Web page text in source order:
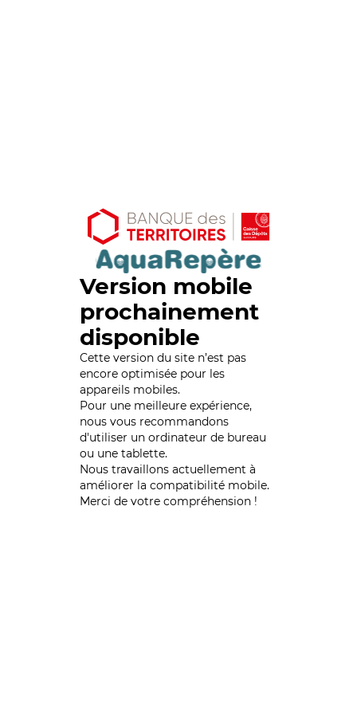
Version mobile
prochainement
disponible
Cette version du site n’est pas
encore optimisée pour les
appareils mobiles.
Pour une meilleure expérience,
nous vous recommandons
d'utiliser un ordinateur de bureau
ou une tablette.
Nous travaillons actuellement à
améliorer la compatibilité mobile.
Merci de votre compréhension !